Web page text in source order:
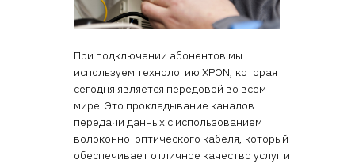
При подключении абонентов мы
используем технологию XPON, которая
сегодня является передовой во всем
мире. Это прокладывание каналов
передачи данных с использованием
волоконно-оптического кабеля, который
обеспечивает отличное качество услуг и